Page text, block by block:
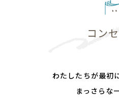
コン
わたしたちが最初
まっさらな